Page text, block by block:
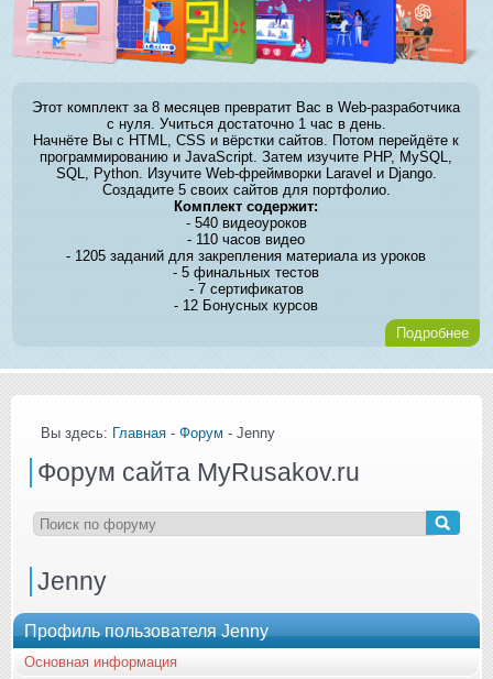
Этот комплект за 8 месяцев превратит Вас в Web-разработчика
с нуля. Учиться достаточно 1 час в день.
Начнёте Вы с HTML, CSS и вёрстки сайтов. Потом перейдёте к
программированию и JavaScript. Затем изучите PHP, MySQL,
SQL, Python. Изучите Web-фреймворки Laravel и Django.
Создадите 5 своих сайтов для портфолио.
Комплект содержит:
- 540 видеоуроков
- 110 часов видео
- 1205 заданий для закрепления материала из уроков
- 5 финальных тестов
- 7 сертификатов
- 12 Бонусных курсов
Подробнее
Вы здесь: Главная - Форум - Jenny
Форум сайта MyRusakov.ru
Jenny
Профиль пользователя Jenny
Основная информация